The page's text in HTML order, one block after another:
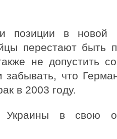
позиции в новой
перестают быть
не допустить
что
в 2003 году.
Украины в свою